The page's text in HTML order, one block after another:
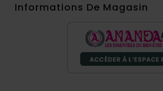
Informations De Magasin